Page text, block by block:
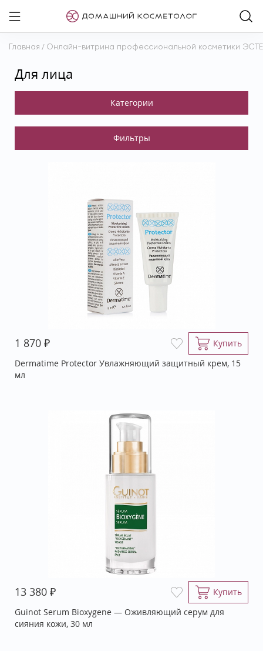
Главная / Онлайн-витрина профессиональной косметики
Для лица
1 870 ₽
Купить
Dermatime Protector Увлажняющий защитный крем, 15
мл
13 380 ₽
Купить
Guinot Serum Bioxygene — Оживляющий серум для
сияния кожи, 30 мл